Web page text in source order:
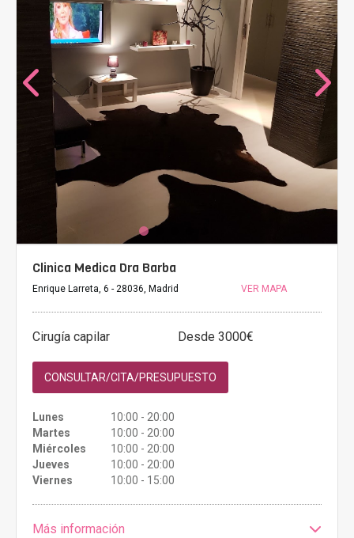
Clinica Medica Dra Barba
Enrique Larreta, 6 - 28036, Madrid VER MAPA
Cirugía capilar Desde 3000€
CONSULTAR/CITA/PRESUPUESTO
Lunes
10:00 - 20:00
Martes
10:00 - 20:00
Miércoles
10:00 - 20:00
Jueves
10:00 - 20:00
Viernes
10:00 - 15:00
Más información